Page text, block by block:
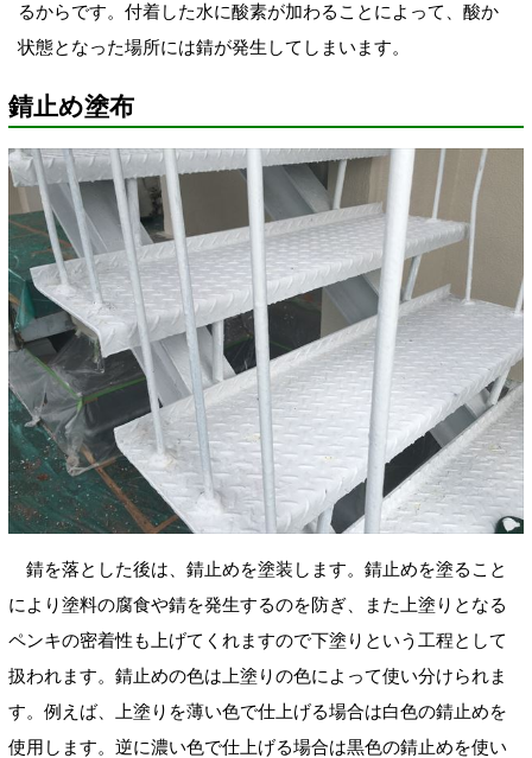
るからです。付着した水に酸素が加わることによって、酸か
状態となった場所には錆が発生してしまいます。
錆止め塗布
錆を落とした後は、錆止めを塗装します。錆止めを塗ること
により塗料の腐食や錆を発生するのを防ぎ、また上塗りとなる
ペンキの密着性も上げてくれますので下塗りという工程として
扱われます。錆止めの色は上塗りの色によって使い分けられま
す。例えば、上塗りを薄い色で仕上げる場合は白色の錆止めを
使用します。逆に濃い色で仕上げる場合は黒色の錆止めを使い